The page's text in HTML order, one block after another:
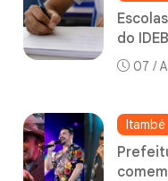
do IDEB
07 /
Itambé